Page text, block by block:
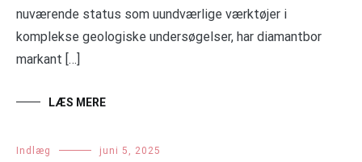
nuværende status som uundværlige værktøjer i
komplekse geologiske undersøgelser, har diamantbor
markant […]
LÆS MERE
Indlæg juni 5, 2025